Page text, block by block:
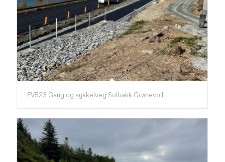
FV523 Gang og sykkelveg Solbakk Grønevoll